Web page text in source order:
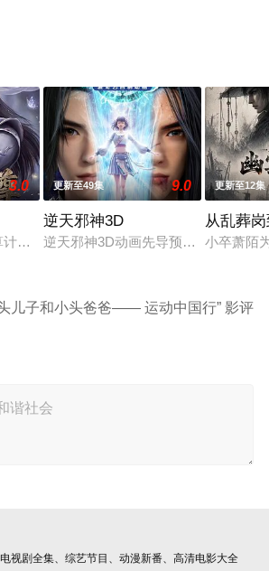
3.0
计身死，重生跌落凡尘沦为底层杂役！身
更新至49集 9.0
逆天邪神3D
逆天邪神3D动画先导预告上线！掌
更新至12集
从乱葬
小卒萧陌
儿子和小头爸爸—— 运动中国行” 影评
视剧全集、综艺节目、动漫新番、高清电影大全